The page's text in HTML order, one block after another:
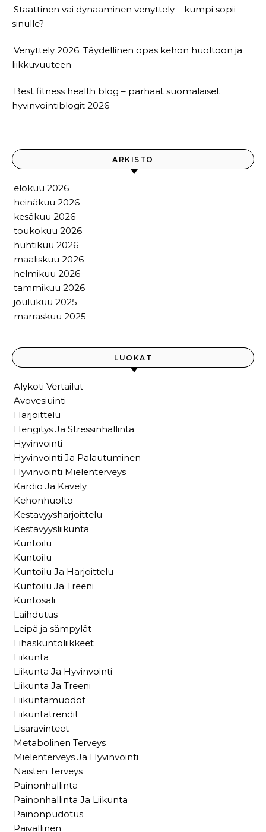
Staattinen vai dynaaminen venyttely – kumpi sopii
sinulle?
Venyttely 2026: Täydellinen opas kehon huoltoon ja
liikkuvuuteen
Best fitness health blog – parhaat suomalaiset
hyvinvointiblogit 2026
ARKISTO
elokuu 2026
heinäkuu 2026
kesäkuu 2026
toukokuu 2026
huhtikuu 2026
maaliskuu 2026
helmikuu 2026
tammikuu 2026
joulukuu 2025
marraskuu 2025
LUOKAT
Alykoti Vertailut
Avovesiuinti
Harjoittelu
Hengitys Ja Stressinhallinta
Hyvinvointi
Hyvinvointi Ja Palautuminen
Hyvinvointi Mielenterveys
Kardio Ja Kavely
Kehonhuolto
Kestavyysharjoittelu
Kestävyysliikunta
Kuntoilu
Kuntoilu
Kuntoilu Ja Harjoittelu
Kuntoilu Ja Treeni
Kuntosali
Laihdutus
Leipä ja sämpylät
Lihaskuntoliikkeet
Liikunta
Liikunta Ja Hyvinvointi
Liikunta Ja Treeni
Liikuntamuodot
Liikuntatrendit
Lisaravinteet
Metabolinen Terveys
Mielenterveys Ja Hyvinvointi
Naisten Terveys
Painonhallinta
Painonhallinta Ja Liikunta
Painonpudotus
Päivällinen